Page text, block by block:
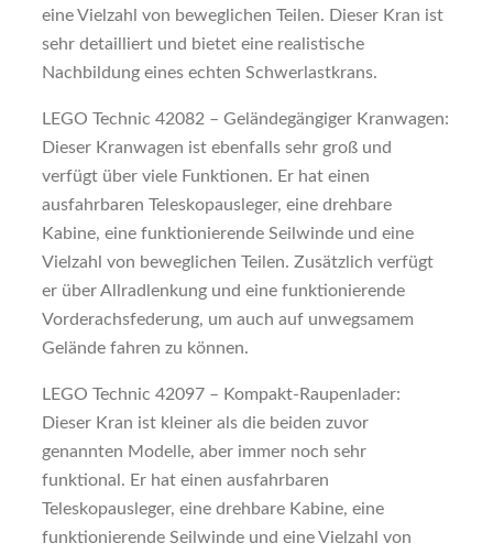
eine Vielzahl von beweglichen Teilen. Dieser Kran ist
sehr detailliert und bietet eine realistische
Nachbildung eines echten Schwerlastkrans.
LEGO Technic 42082 – Geländegängiger Kranwagen:
Dieser Kranwagen ist ebenfalls sehr groß und
verfügt über viele Funktionen. Er hat einen
ausfahrbaren Teleskopausleger, eine drehbare
Kabine, eine funktionierende Seilwinde und eine
Vielzahl von beweglichen Teilen. Zusätzlich verfügt
er über Allradlenkung und eine funktionierende
Vorderachsfederung, um auch auf unwegsamem
Gelände fahren zu können.
LEGO Technic 42097 – Kompakt-Raupenlader:
Dieser Kran ist kleiner als die beiden zuvor
genannten Modelle, aber immer noch sehr
funktional. Er hat einen ausfahrbaren
Teleskopausleger, eine drehbare Kabine, eine
funktionierende Seilwinde und eine Vielzahl von